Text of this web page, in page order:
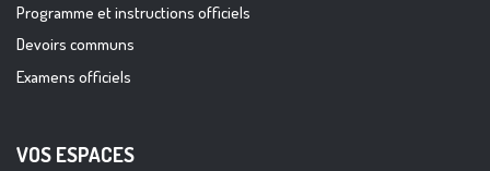
Programme et instructions officiels
Devoirs communs
Examens officiels
VOS ESPACES